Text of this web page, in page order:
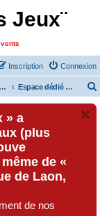
Jeux¨
Connexion
Inscription
» et inscrits au forum Espace dédié au « Festival Dés Jeux», organisé par l'association « Reims Dés Jeux » !!!
» a
(plus
de «
de Laon,
de nos